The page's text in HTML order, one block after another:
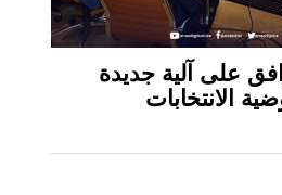
على آلية جديدة
الانتخابات